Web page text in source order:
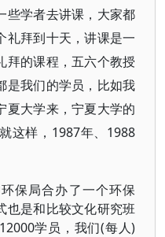
些学者去讲课，大家都
礼拜到十天，讲课是一
拜的课程，五六个教授
是我们的学员，比如我
夏大学来，宁夏大学的
这样，1987年、1988
保局合办了一个环保
也是和比较文化研究班
学员，我们(每人)